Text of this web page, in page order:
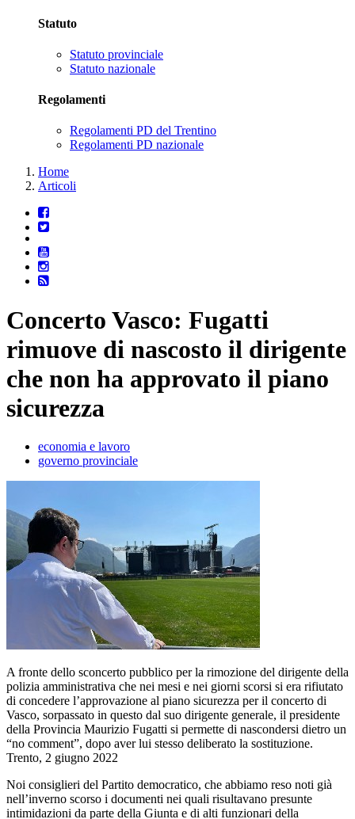
Statuto
Statuto provinciale
Statuto nazionale
Regolamenti
Regolamenti PD del Trentino
Regolamenti PD nazionale
Home
Articoli
Concerto Vasco: Fugatti
rimuove di nascosto il dirigente
che non ha approvato il piano
sicurezza
economia e lavoro
governo provinciale
A fronte dello sconcerto pubblico per la rimozione del dirigente della
polizia amministrativa che nei mesi e nei giorni scorsi si era rifiutato
di concedere l’approvazione al piano sicurezza per il concerto di
Vasco, sorpassato in questo dal suo dirigente generale, il presidente
della Provincia Maurizio Fugatti si permette di nascondersi dietro un
“no comment”, dopo aver lui stesso deliberato la sostituzione.
Trento, 2 giugno 2022
Noi consiglieri del Partito democratico, che abbiamo reso noti già
nell’inverno scorso i documenti nei quali risultavano presunte
intimidazioni da parte della Giunta e di alti funzionari della